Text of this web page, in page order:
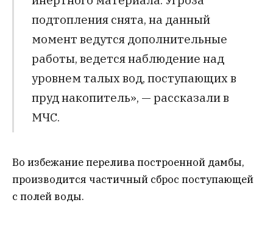
подтопления снята, на данный
момент ведутся дополнительные
работы, ведется наблюдение над
уровнем талых вод, поступающих в
пруд накопитель», — рассказали в
МЧС.
Во избежание перелива построенной дамбы,
производится частичный сброс поступающей
с полей воды.